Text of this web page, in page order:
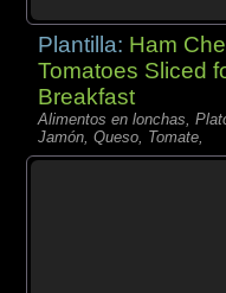
Plantilla: Ham
Tomatoes Sliced
Breakfast
Alimentos en lonchas,
Jamón, Queso, Tomate,